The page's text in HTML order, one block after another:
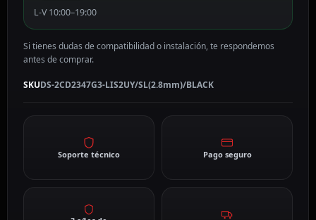
L-V 10:00–19:00
Si tienes dudas de compatibilidad o instalación, te respondemos
antes de comprar.
SKUDS-2CD2347G3-LIS2UY/SL(2.8mm)/BLACK
Soporte técnico Pago seguro